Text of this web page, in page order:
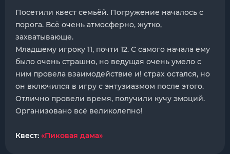
Посетили квест семьёй. Погружение началось с
порога. Всё очень атмосферно, жутко,
захватывающе.
Младшему игроку 11, почти 12. С самого начала ему
было очень страшно, но ведущая очень умело с
ним провела взаимодействие и! страх остался, но
он включился в игру с энтузиазмом после этого.
Отлично провели время, получили кучу эмоций.
Организовано всё великолепно!
Квест: «Пиковая дама»